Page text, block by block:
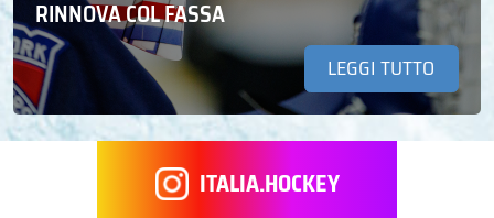
RINNOVA COL FASSA
LEGGI TUTTO
ITALIA.HOCKEY